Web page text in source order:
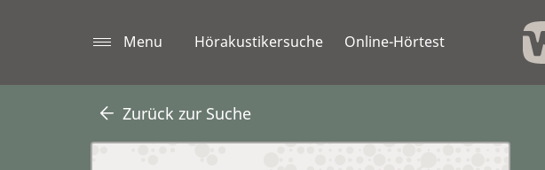
Menu Hörakustikersuche Online-Hörtest
Zurück zur Suche